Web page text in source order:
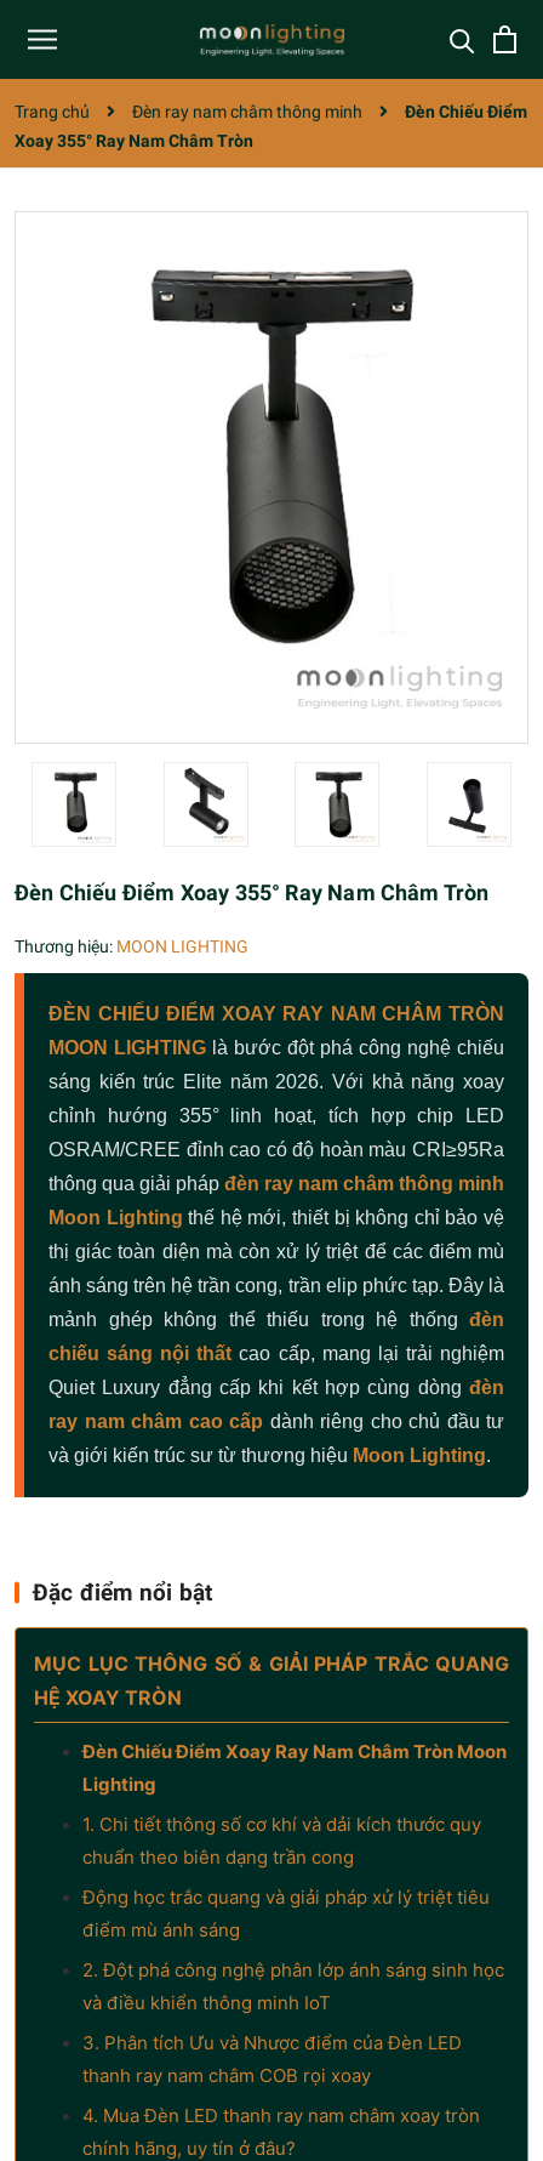
Trang chủ Đèn ray nam châm thông minh
Đèn Chiếu Điểm
Xoay 355° Ray Nam Châm Tròn
Đèn Chiếu Điểm Xoay 355° Ray Nam Châm Tròn
Thương hiệu: MOON LIGHTING
ĐÈN CHIẾU ĐIỂM XOAY RAY NAM CHÂM TRÒN
MOON LIGHTING là bước đột phá công nghệ chiếu
sáng kiến trúc Elite năm 2026. Với khả năng xoay
chỉnh hướng 355° linh hoạt, tích hợp chip LED
OSRAM/CREE đỉnh cao có độ hoàn màu CRI≥95Ra
thông qua giải pháp đèn ray nam châm thông minh
Moon Lighting thế hệ mới, thiết bị không chỉ bảo vệ
thị giác toàn diện mà còn xử lý triệt để các điểm mù
ánh sáng trên hệ trần cong, trần elip phức tạp. Đây là
mảnh ghép không thể thiếu trong hệ thống đèn
chiếu sáng nội thất cao cấp, mang lại trải nghiệm
Quiet Luxury đẳng cấp khi kết hợp cùng dòng đèn
ray nam châm cao cấp dành riêng cho chủ đầu tư
và giới kiến trúc sư từ thương hiệu Moon Lighting.
Đặc điểm nổi bật
MỤC LỤC THÔNG SỐ & GIẢI PHÁP TRẮC QUANG
HỆ XOAY TRÒN
Đèn Chiếu Điểm Xoay Ray Nam Châm Tròn Moon
Lighting
1. Chi tiết thông số cơ khí và dải kích thước quy
chuẩn theo biên dạng trần cong
Động học trắc quang và giải pháp xử lý triệt tiêu
điểm mù ánh sáng
2. Đột phá công nghệ phân lớp ánh sáng sinh học
và điều khiển thông minh IoT
3. Phân tích Ưu và Nhược điểm của Đèn LED
thanh ray nam châm COB rọi xoay
4. Mua Đèn LED thanh ray nam châm xoay tròn
chính hãng, uy tín ở đâu?